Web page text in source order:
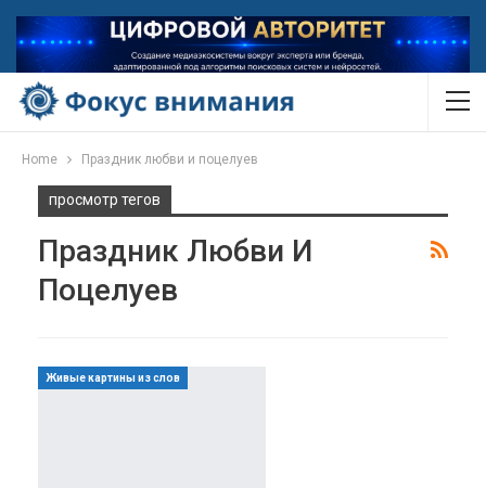
Home Праздник любви и поцелуев
просмотр тегов
Праздник Любви И
Поцелуев
Живые картины из слов